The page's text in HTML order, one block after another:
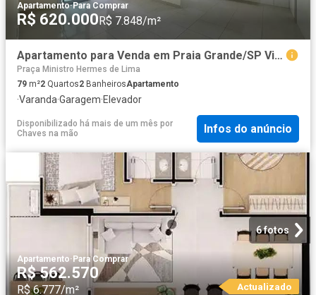
Apartamento·Para Comprar
R$ 620.000R$ 7.848/m²
Apartamento para Venda em Praia Grande/SP Vila Caiçara 2 Quartos
Praça Ministro Hermes de Lima
79 m²2 Quartos2 BanheirosApartamento
·Varanda·Garagem·Elevador
Disponibilizado há mais de um mês por
Chaves na mão
Infos do anúncio
6 fotos
Apartamento· Para Comprar
R$ 562.570
R$ 6.777/m² Actualizado